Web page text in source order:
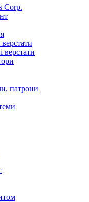
Corp.
верстати
патрони